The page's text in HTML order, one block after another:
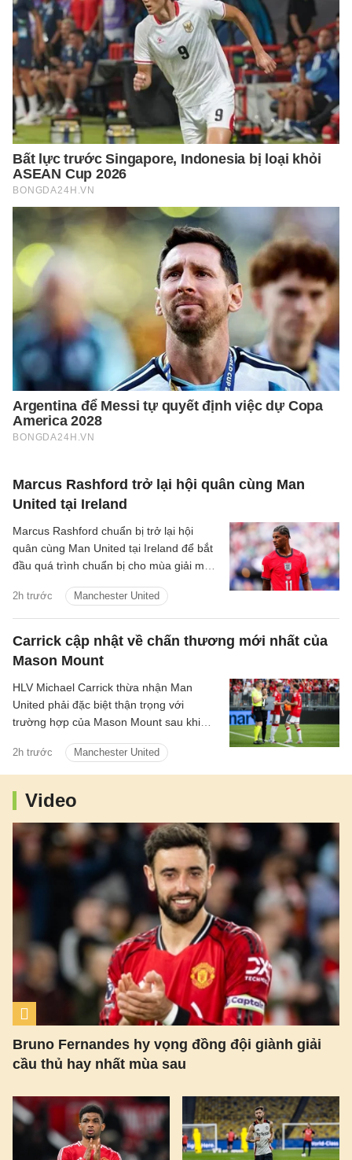
Marcus Rashford trở lại hội quân cùng Man
United tại Ireland
2h trước Manchester United
Marcus Rashford chuẩn bị trở lại hội
quân cùng Man United tại Ireland để bắt
đầu quá trình chuẩn bị cho mùa giải mới.
Carrick xác nhận.
Carrick cập nhật về chấn thương mới nhất của
Mason Mount
2h trước Manchester United
HLV Michael Carrick thừa nhận Man
United phải đặc biệt thận trọng với
trường hợp của Mason Mount sau khi
vì vấn đề thể trạng trong trận hòa 1-1 với
PSG.
Video
Bruno Fernandes hy vọng đồng đội giành giải
cầu thủ hay nhất mùa sau